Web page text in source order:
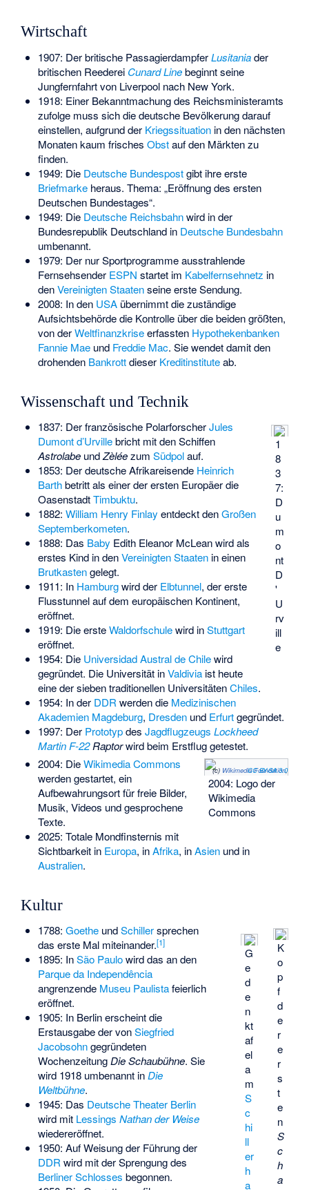
Wirtschaft
1907: Der britische PassagierdampferLusitaniader
britischen Reederei Cunard Linebeginnt seine
Jungfernfahrt von Liverpool nach New York.
1918: Einer Bekanntmachung des Reichsministeramts
zufolge muss sich die deutsche Bevölkerung darauf
einstellen, aufgrund der Kriegssituationin den nächsten
Monaten kaum frisches Obstauf den Märkten zu
finden.
1949: Die Deutsche Bundespostgibt ihre erste
Briefmarkeheraus. Thema: „Eröffnung des ersten
Deutschen Bundestages“.
1949: Die Deutsche Reichsbahnwird in der
Bundesrepublik Deutschland in Deutsche Bundesbahn
umbenannt.
1979: Der nur Sportprogramme ausstrahlende
Fernsehsender ESPN startet im Kabelfernsehnetz in
denVereinigten Staatenseine erste Sendung.
2008: In den USAübernimmt die zuständige
Aufsichtsbehörde die Kontrolle über die beiden größten,
von derWeltfinanzkriseerfassten Hypothekenbanken
Fannie Maeund Freddie Mac. Sie wendet damit den
drohenden Bankrottdieser Kreditinstituteab.
Wissenschaft und Technik
1
8
3
7:
D
u
m
o
nt
D
'
U
rv
ill
e
1837: Der französische PolarforscherJules
Dumont d’Urvillebricht mit den Schiffen
AstrolabeundZèléezum Südpolauf.
1853: Der deutsche Afrikareisende Heinrich
Barthbetritt als einer der ersten Europäer die
OasenstadtTimbuktu.
1882: William Henry Finlay entdeckt denGroßen
Septemberkometen.
1888: Das Baby Edith Eleanor McLean wird als
erstes Kind in denVereinigten Staatenin einen
Brutkastengelegt.
1911: In Hamburgwird der Elbtunnel, der erste
Flusstunnel auf dem europäischen Kontinent,
eröffnet.
1919: Die ersteWaldorfschulewird inStuttgart
eröffnet.
1954: Die Universidad Austral de Chilewird
gegründet. Die Universität inValdiviaist heute
eine der sieben traditionellen UniversitätenChiles.
1954: In der DDRwerden die Medizinischen
Akademien Magdeburg, Dresdenund Erfurtgegründet.
1997: Der Prototypdes Jagdflugzeugs Lockheed
Martin F-22Raptorwird beim Erstflug getestet.
(c) Wikimedia Foundation,
CC BY-SA 3.0
2004: Logo der
Wikimedia
Commons
2004: DieWikimedia Commons
werden gestartet, ein
Aufbewahrungsort für freie Bilder,
Musik, Videos und gesprochene
Texte.
2025: Totale Mondfinsternis mit
Sichtbarkeit in Europa, inAfrika, inAsienund in
Australien.
Kultur
K
o
p
f
d
e
r
e
r
s
t
e
n
S
c
h
a
G
e
d
e
n
kt
af
el
a
m
S
c
hi
ll
er
h
a
1788: GoetheundSchillersprechen
das erste Mal miteinander.[1]
1895: InSão Paulowird das an den
Parque da Independência
angrenzende Museu Paulistafeierlich
eröffnet.
1905: In Berlin erscheint die
Erstausgabe der vonSiegfried
Jacobsohngegründeten
WochenzeitungDie Schaubühne. Sie
wird 1918 umbenannt inDie
Weltbühne.
1945: Das Deutsche Theater Berlin
wird mit Lessings Nathan der Weise
wiedereröffnet.
1950: Auf Weisung der Führung der
DDRwird mit der Sprengung des
Berliner Schlosses begonnen.